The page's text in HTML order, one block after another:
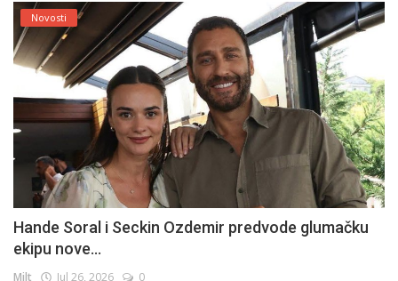
Novosti
Hande Soral i Seckin Ozdemir predvode glumačku
ekipu nove...
Milt Jul 26, 2026 0